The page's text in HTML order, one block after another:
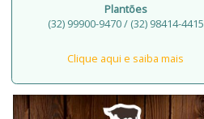
Plantões
(32) 99900-9470 / (32) 98414-4415
Clique aqui e saiba mais